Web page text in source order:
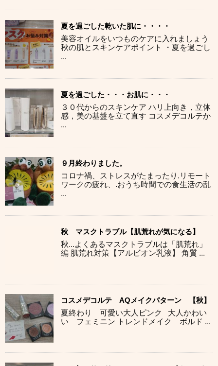
夏を過ごした乾いた肌に・・・・
美容オイルをいつものケアに入れましょう
秋の肌とスキンケアポイント ・夏を過ごし
...
夏を過ごした・・・お肌に・・・
３０代からのスキンケア ハリ上向き，立体
感，美の基盤を立て直す コスメデコルテか
...
９月終わりました。
コロナ禍、ストレスがたまったり.リモート
ワークの疲れ、.おうち時間での食生活の乱
...
秋 マスクトラブル【肌荒れが気になる】
秋...よくあるマスクトラブルは「肌荒れ」
編 肌荒れ対策【アルビオン乳液】 角質 ...
コスメデコルテ AQメイクパターン 【秋】
夏終わり 可愛い大人ピンク 大人かわい
い フェミニン トレンドメイク ボルド ...